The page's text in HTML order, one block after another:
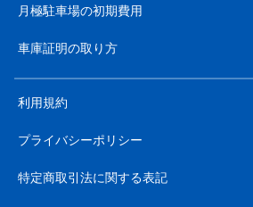
月極駐車場の初期費用
車庫証明の取り方
利用規約
プライバシーポリシー
特定商取引法に関する表記